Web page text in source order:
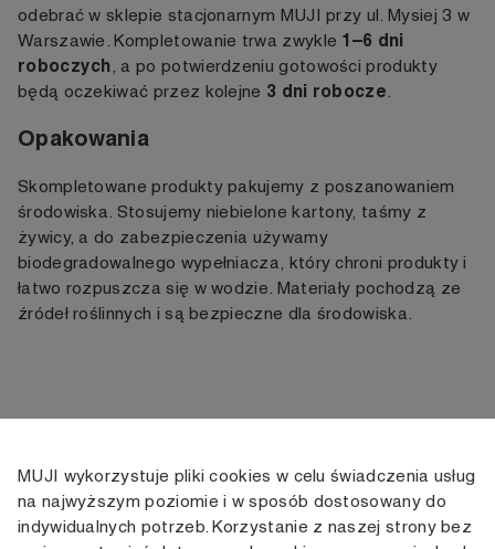
odebrać w sklepie stacjonarnym MUJI przy ul. Mysiej 3 w
Warszawie. Kompletowanie trwa zwykle 1–6 dni
roboczych , a po potwierdzeniu gotowości produkty
będą oczekiwać przez kolejne 3 dni robocze
Opakowania
Skompletowane produkty pakujemy z poszanowaniem
środowiska. Stosujemy niebielone kartony, taśmy z
żywicy, a do zabezpieczenia używamy
biodegradowalnego wypełniacza, który chroni produkty i
łatwo rozpuszcza się w wodzie. Materiały pochodzą ze
źródeł roślinnych i są bezpieczne dla środowiska.
KONTAKT
+48 505 166 958
KONTO
Moje konto
INFORMACJE
Dostawa
MUJI wykorzystuje pliki cookies w celu świadczenia usług
na najwyższym poziomie i w sposób dostosowany do
indywidualnych potrzeb. Korzystanie z naszej strony bez